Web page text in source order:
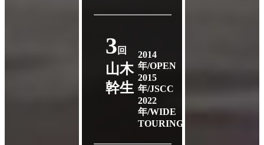
3 回
山木
幹生
2014
年/OPEN
2015
年/JSCC
2022
年/WIDE
TOURING